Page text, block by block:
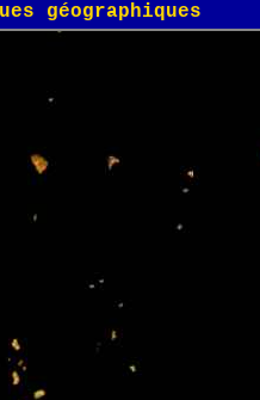
géographiques